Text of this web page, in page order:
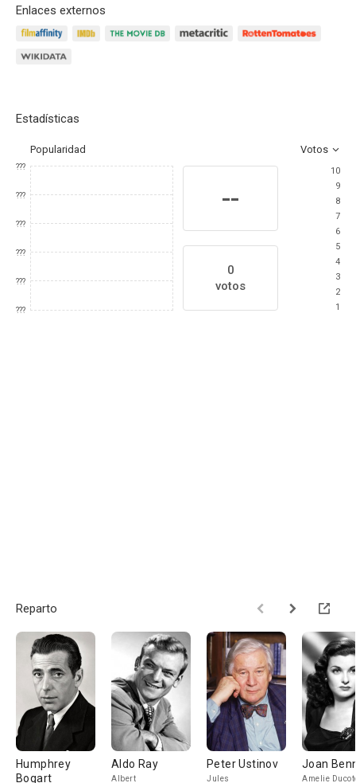
Enlaces externos
Estadísticas
Popularidad Votos
???
???
???
???
???
???
--
0
votos
10
9
8
7
6
5
4
3
2
1
Reparto
Humphrey
Bogart
Aldo Ray
Albert
Peter Ustinov
Jules
Joan
Amelie